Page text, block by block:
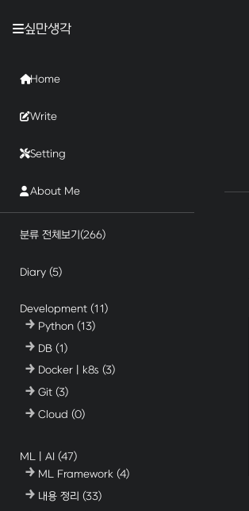
싶만생각
Home
Write
Setting
About Me
분류 전체보기(266)
Diary (5)
Development (11)
Python(13)
DB(1)
Docker | k8s(3)
Git(3)
Cloud(0)
ML | AI (47)
ML Framework(4)
내용 정리(33)